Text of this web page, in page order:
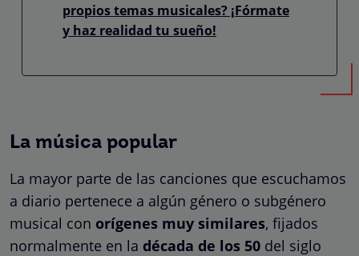
propios temas musicales? ¡Fórmate
y haz realidad tu sueño!
La música popular
La mayor parte de las canciones que escuchamos
a diario pertenece a algún género o subgénero
musical con orígenes muy similares, fijados
normalmente en la década de los 50 del siglo